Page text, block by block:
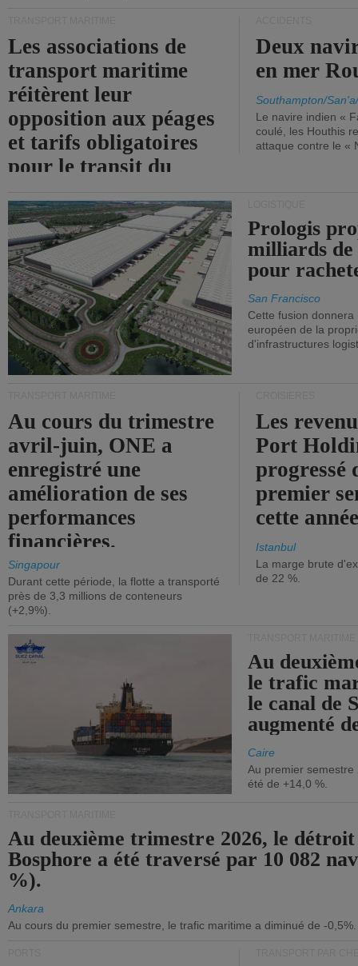
Les associations de
transport maritime
réitèrent leur
opposition aux péages
et tarifs obligatoires
pour le transit du
Deux
en mer
Southampton/
Le navire indien «
coulé, les Houthis
attaque contre le «
Prologis
milliards
pour
San Francisco
Cette fusion
européen de la
d'infrastructures
Au cours du trimestre
avril-juin, ONE a
enregistré une
amélioration de ses
performances
financières.
Singapour
Durant cette période, la flotte a transporté
près de 3,3 millions de conteneurs
(+2,9%).
Les
Port
progressé
premier
cette
Istanbul
La marge brute
de 22 %.
Au
le trafic
le canal de
augmenté
Caire
Au premier
été de +14,0 %.
Au deuxième trimestre 2026, le
Bosphore a été traversé par 10 082
%).
Ankara
Au cours du premier semestre, le trafic maritime a diminué de -0,5%.